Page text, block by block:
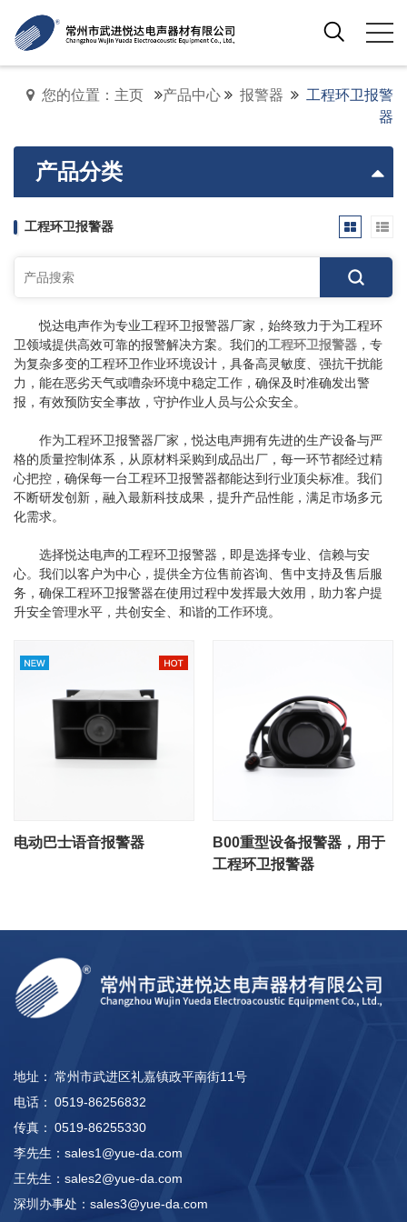
您的位置：主页 产品中心 报警器
工程环卫报警
器
产品分类
工程环卫报警器
悦达电声作为专业工程环卫报警器厂家，始终致力于为工程环
卫领域提供高效可靠的报警解决方案。我们的工程环卫报警器 ，专
为复杂多变的工程环卫作业环境设计，具备高灵敏度、强抗干扰能
力，能在恶劣天气或嘈杂环境中稳定工作，确保及时准确发出警
报，有效预防安全事故，守护作业人员与公众安全。
作为工程环卫报警器厂家，悦达电声拥有先进的生产设备与严
格的质量控制体系，从原材料采购到成品出厂，每一环节都经过精
心把控，确保每一台工程环卫报警器都能达到行业顶尖标准。我们
不断研发创新，融入最新科技成果，提升产品性能，满足市场多元
化需求。
选择悦达电声的工程环卫报警器，即是选择专业、信赖与安
心。我们以客户为中心，提供全方位售前咨询、售中支持及售后服
务，确保工程环卫报警器在使用过程中发挥最大效用，助力客户提
升安全管理水平，共创安全、和谐的工作环境。
电动巴士语音报警器
B00重型设备报警器，用于
工程环卫报警器
地址： 常州市武进区礼嘉镇政平南街11号
电话： 0519-86256832
传真： 0519-86255330
李先生： sales1@yue-da.com
王先生： sales2@yue-da.com
深圳办事处： sales3@yue-da.com